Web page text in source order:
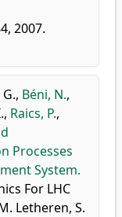
2007.
, Béni, N.,
, Raics, P.,
Processes
System.
For LHC
Letheren, S.